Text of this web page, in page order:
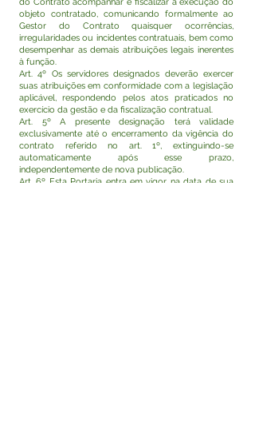
objeto contratado, comunicando formalmente ao
Gestor do Contrato quaisquer ocorrências,
irregularidades ou incidentes contratuais, bem como
desempenhar as demais atribuições legais inerentes
à função.
Art. 4º Os servidores designados deverão exercer
suas atribuições em conformidade com a legislação
aplicável, respondendo pelos atos praticados no
exercício da gestão e da fiscalização contratual.
Art. 5º A presente designação terá validade
exclusivamente até o encerramento da vigência do
contrato referido no art. 1º, extinguindo-se
automaticamente após esse prazo,
independentemente de nova publicação.
Art. 6º Esta Portaria entra em vigor na data de sua